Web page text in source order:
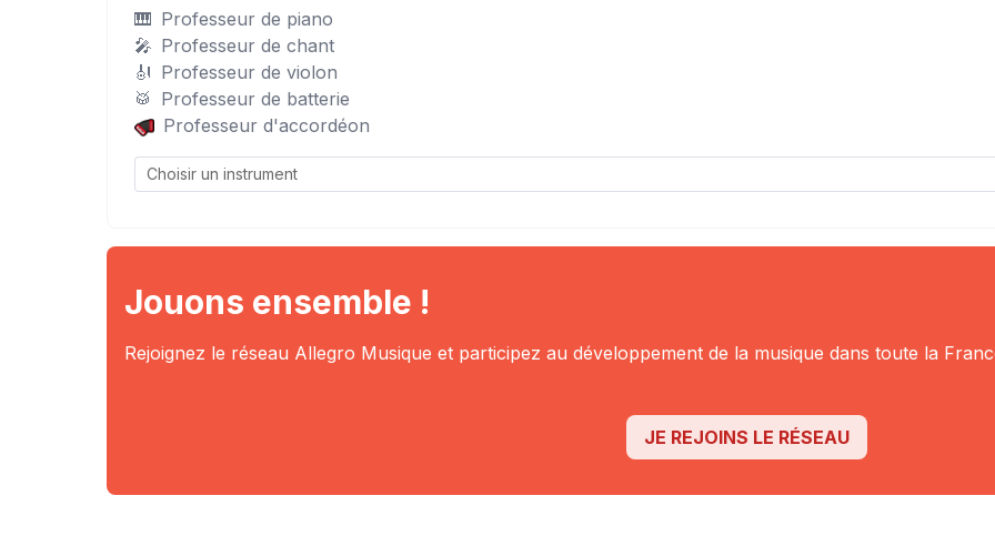
🎹 Professeur de piano
🎤 Professeur de chant
🎻 Professeur de violon
🥁 Professeur de batterie
Professeur d'accordéon
Jouons ensemble !
Rejoignez le réseau Allegro Musique et participez au développement de la musique dans toute la
JE REJOINS LE RÉSEAU